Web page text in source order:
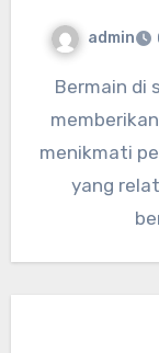
admin
Bermain di situs slot depo 10k slot depo 10k
menikmati
yang